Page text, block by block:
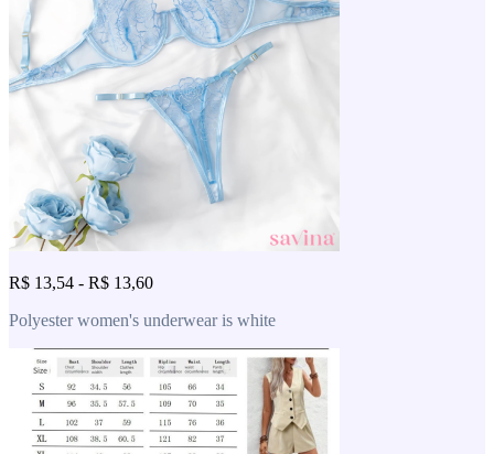
R$ 13,54 - R$ 13,60
Polyester women's underwear is white